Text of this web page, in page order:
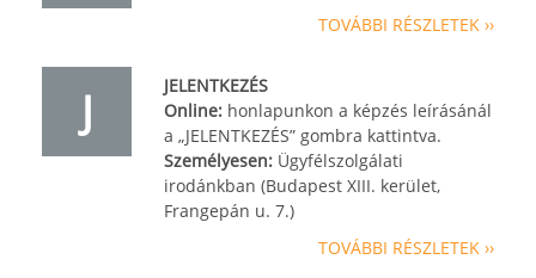
TOVÁBBI RÉSZLETEK ››
J
JELENTKEZÉS
Online: honlapunkon a képzés leírásánál
a „JELENTKEZÉS” gombra kattintva.
Személyesen: Ügyfélszolgálati
irodánkban (Budapest XIII. kerület,
Frangepán u. 7.)
TOVÁBBI RÉSZLETEK ››